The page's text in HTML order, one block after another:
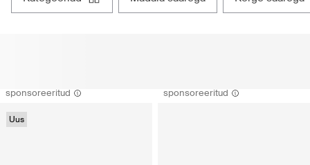
sponsoreeritud
Uus
sponsoreeritud